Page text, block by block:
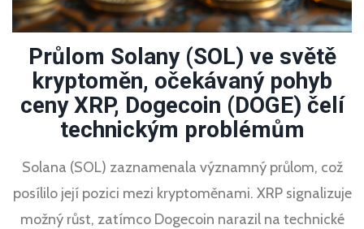
Průlom Solany (SOL) ve světě
kryptoměn, očekávaný pohyb
ceny XRP, Dogecoin (DOGE) čelí
technickým problémům
Solana (SOL) zaznamenala významný průlom, což
posílilo její pozici mezi kryptoměnami. XRP signalizuje
možný růst, zatímco Dogecoin narazil na technické